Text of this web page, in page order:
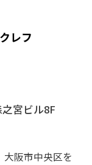
レフ
宮ビル8F
阪市中央区を